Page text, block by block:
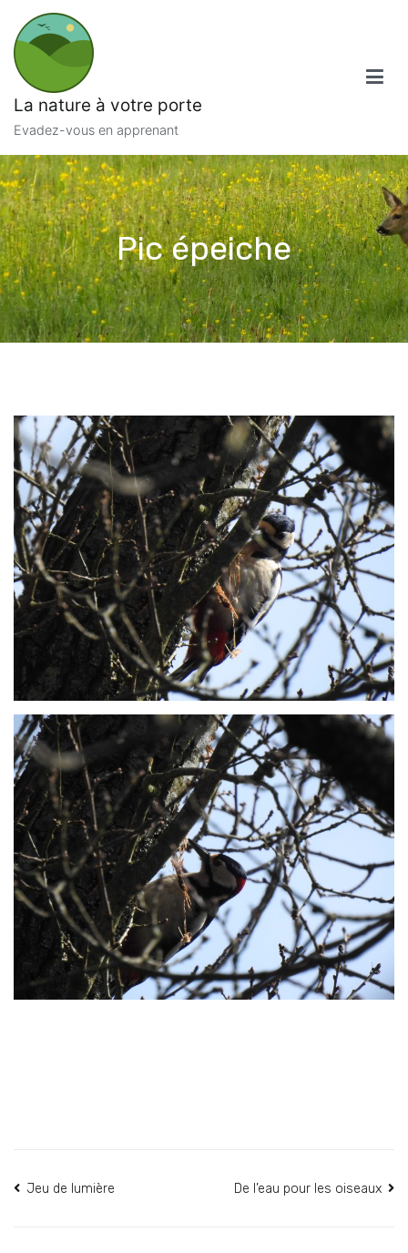
contenu
La nature à votre porte
Evadez-vous en apprenant
Pic épeiche
Navigation
Jeu de lumière De l’eau pour les oiseaux